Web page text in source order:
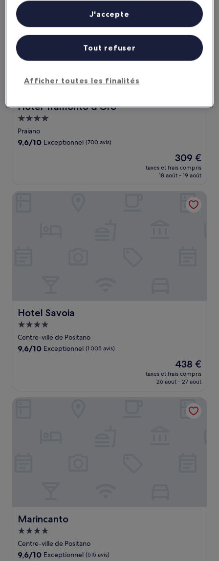
Hotel Tramonto d'Oro
Hotel Tramonto d'Oro
Hébergement
4.0 étoiles
Praiano
9.6
9,6/10 Exceptionnel (700 avis)
Le
nouveau
prix
de
309 €
309 €
taxes et frais compris
18 août - 19 août
Hotel Savoia
Hotel Savoia
Hébergement
4.0 étoiles
Centre-ville de Positano
9.6
9,6/10 Exceptionnel (1 005 avis)
Le
nouveau
prix
de
438 €
438 €
taxes et frais compris
26 août - 27 août
Marincanto
Marincanto
Hébergement
4.0 étoiles
Centre-ville de Positano
9.6
9,6/10 Exceptionnel (515 avis)
personnalisés, mesure de performance des publicités et du contenu,
études d’audience et développement de services.
Liste de nos partenaires (fournisseurs)
Afficher toutes les finalités
Tout refuser
J'accepte